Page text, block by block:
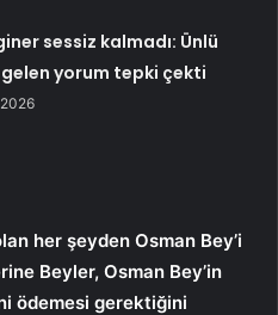
sessiz kalmadı: Ünlü
yorum tepki çekti
her şeyden Osman Bey’i
Beyler, Osman Bey’in
ödemesi gerektiğini